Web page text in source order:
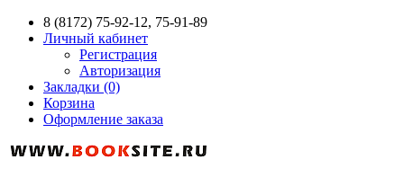
8 (8172) 75-92-12, 75-91-89
Личный кабинет
Регистрация
Авторизация
Закладки (0)
Корзина
Оформление заказа